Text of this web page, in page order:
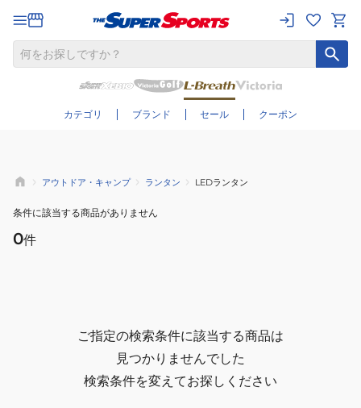
カテゴリ ブランド セール クーポン
さらに絞り込む
アウトドア・キャンプ ランタン LEDランタン
条件に該当する商品がありません
0件
ご指定の検索条件に該当する商品は
見つかりませんでした
検索条件を変えてお探しください